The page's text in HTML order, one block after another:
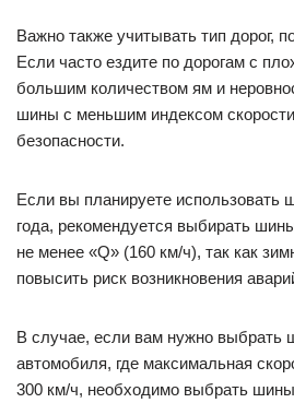
Важно также учитывать тип дорог,
Если часто ездите по дорогам с
большим количеством ям и
шины с меньшим индексом
безопасности.
Если вы планируете использовать
года, рекомендуется выбирать
не менее «Q» (160 км/ч), так как
повысить риск возникновения
В случае, если вам нужно выбрать
автомобиля, где максимальная
300 км/ч, необходимо выбрать